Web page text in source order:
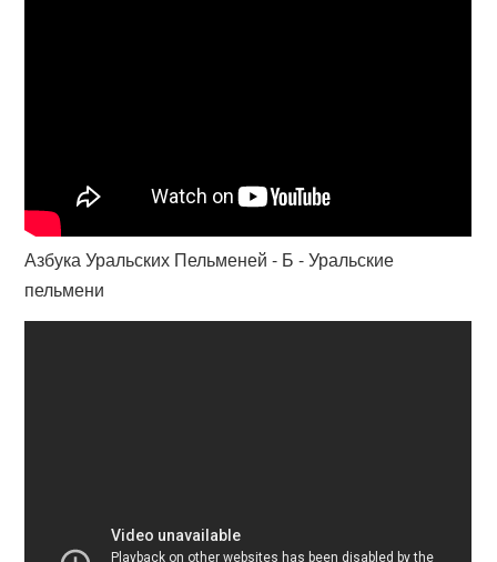
Азбука Уральских Пельменей - Б - Уральские
пельмени